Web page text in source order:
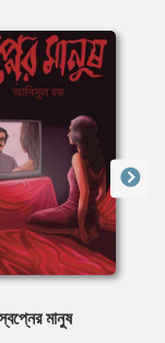
মানুষ